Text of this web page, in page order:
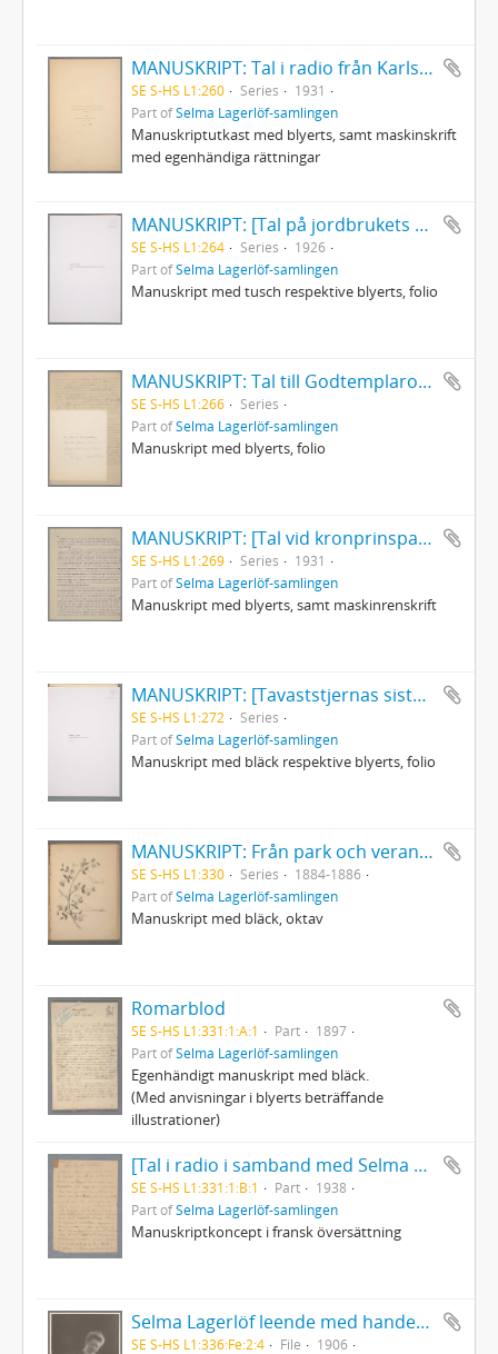
MANUSKRIPT: Tal i radio från Karlstad den 9 mars 1931 för Danske Dramatikeres Forbunds 25-årsjubileum
SE S-HS L1:260 Series
1931
Part ofSelma Lagerlöf-samlingen
Manuskriptutkast med blyerts, samt maskinskrift
med egenhändiga rättningar
MANUSKRIPT: [Tal på jordbrukets dag, Mårbacka den 10 juli 1926]
SE S-HS L1:264 Series
1926
Part ofSelma Lagerlöf-samlingen
Manuskript med tusch respektive blyerts, folio
MANUSKRIPT: Tal till Godtemplarorden/ Tal till Chicago-kören
SE S-HS L1:266
Series
Part ofSelma Lagerlöf-samlingen
Manuskript med blyerts, folio
MANUSKRIPT: [Tal vid kronprinsparets besök på Mårbacka den 4 juli 1931]
SE S-HS L1:269 Series
1931
Part ofSelma Lagerlöf-samlingen
Manuskript med blyerts, samt maskinrenskrift
MANUSKRIPT: [Tavaststjernas sista sommar]
SE S-HS L1:272
Series
Part ofSelma Lagerlöf-samlingen
Manuskript med bläck respektive blyerts, folio
MANUSKRIPT: Från park och veranda (Poesialbum med 13 dikter)
SE S-HS L1:330 Series
1884-1886
Part ofSelma Lagerlöf-samlingen
Manuskript med bläck, oktav
Romarblod
SE S-HS L1:331:1:A:1 Part
1897
Part ofSelma Lagerlöf-samlingen
Egenhändigt manuskript med bläck.
(Med anvisningar i blyerts beträffande
illustrationer)
[Tal i radio i samband med Selma Lagerlöfs 80-årsdag]
SE S-HS L1:331:1:B:1 Part
1938
Part ofSelma Lagerlöf-samlingen
Manuskriptkoncept i fransk översättning
Selma Lagerlöf leende med handen på stolsryggstöd
SE S-HS L1:336:Fe:2:4 File
1906